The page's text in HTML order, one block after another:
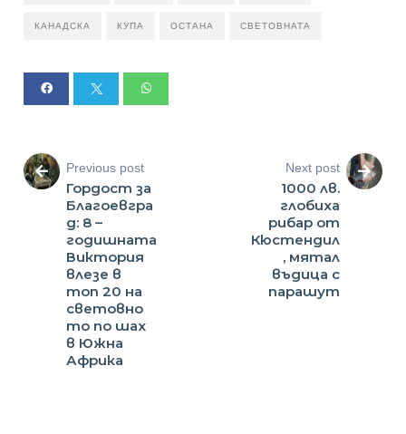
КАНАДСКА КУПА ОСТАНА СВЕТОВНАТА
Previous post
Гордост за
Благоевгра
д: 8 –
годишната
Виктория
влезе в
топ 20 на
световно
то по шах
в Южна
Африка
Next post
1000 лв.
глобиха
рибар от
Кюстендил
, мятал
въдица с
парашут